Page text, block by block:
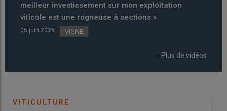
meilleur investissement sur mon exploitation
viticole est une rogneuse à sections »
05 juin 2026 VIGNE
Plus de vidéos
VITICULTURE